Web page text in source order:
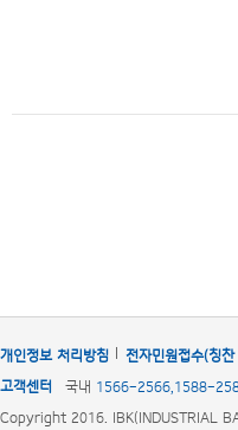
개인정보 처리방침 전자민원접수(칭
고객센터
국내 1566-2566,1588-
Copyright 2016. IBK(INDUSTRIAL